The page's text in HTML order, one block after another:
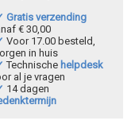
Gratis verzending
€ 30,00
Voor 17.00 besteld,
in huis
Technische helpdesk
al je vragen
14 dagen